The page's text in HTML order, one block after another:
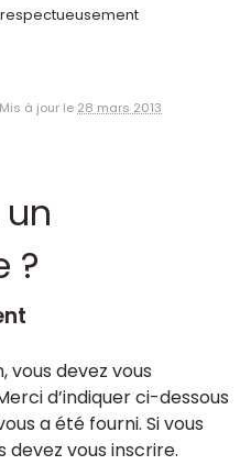
Mis à jour le 28 mars 2013
?
devez vous
d’indiquer ci-dessous
a été fourni. Si vous
devez vous inscrire.